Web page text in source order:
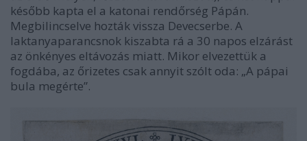
később kapta el a katonai rendőrség Pápán.
Megbilincselve hozták vissza Devecserbe. A
laktanyaparancsnok kiszabta rá a 30 napos elzárást
az önkényes eltávozás miatt. Mikor elvezettük a
fogdába, az őrizetes csak annyit szólt oda: „A pápai
bula megérte”.